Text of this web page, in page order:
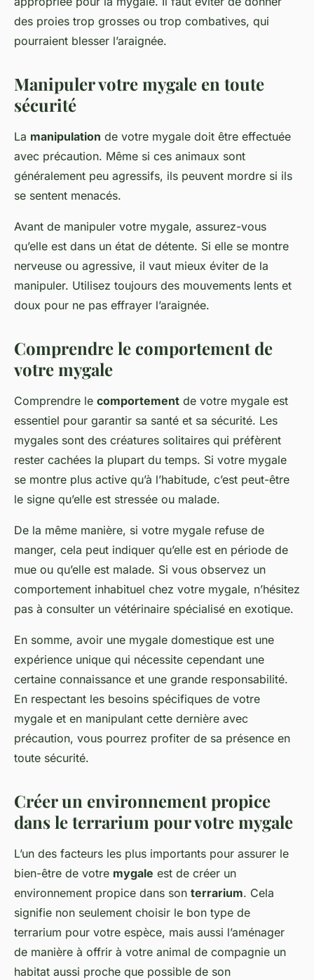
des proies trop grosses ou trop combatives, qui
pourraient blesser l’araignée.
Manipuler votre mygale en toute
sécurité
La manipulation de votre mygale doit être effectuée
avec précaution. Même si ces animaux sont
généralement peu agressifs, ils peuvent mordre si ils
se sentent menacés.
Avant de manipuler votre mygale, assurez-vous
qu’elle est dans un état de détente. Si elle se montre
nerveuse ou agressive, il vaut mieux éviter de la
manipuler. Utilisez toujours des mouvements lents et
doux pour ne pas effrayer l’araignée.
Comprendre le comportement de
votre mygale
Comprendre le comportement de votre mygale est
essentiel pour garantir sa santé et sa sécurité. Les
mygales sont des créatures solitaires qui préfèrent
rester cachées la plupart du temps. Si votre mygale
se montre plus active qu’à l’habitude, c’est peut-être
le signe qu’elle est stressée ou malade.
De la même manière, si votre mygale refuse de
manger, cela peut indiquer qu’elle est en période de
mue ou qu’elle est malade. Si vous observez un
comportement inhabituel chez votre mygale, n’hésitez
pas à consulter un vétérinaire spécialisé en exotique.
En somme, avoir une mygale domestique est une
expérience unique qui nécessite cependant une
certaine connaissance et une grande responsabilité.
En respectant les besoins spécifiques de votre
mygale et en manipulant cette dernière avec
précaution, vous pourrez profiter de sa présence en
toute sécurité.
Créer un environnement propice
dans le terrarium pour votre mygale
L’un des facteurs les plus importants pour assurer le
bien-être de votre mygale est de créer un
environnement propice dans son terrarium. Cela
signifie non seulement choisir le bon type de
terrarium pour votre espèce, mais aussi l’aménager
de manière à offrir à votre animal de compagnie un
habitat aussi proche que possible de son